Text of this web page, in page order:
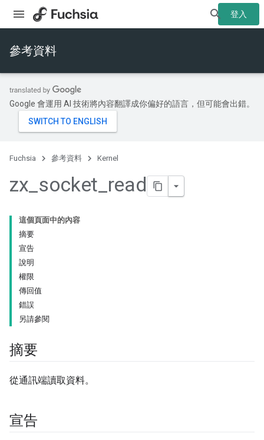
登入
參考資料
Google 會運用 AI 技術將內容翻譯成你偏好的語言，但可能會出錯。
Fuchsia 參考資料 Kernel
zx_socket_read
這個頁面中的內容
摘要
宣告
說明
權限
傳回值
錯誤
另請參閱
摘要
從通訊端讀取資料。
宣告